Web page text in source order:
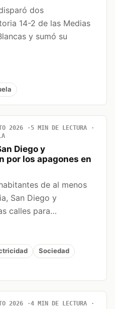
dos
14-2 de las Medias
y sumó su
2026
5 MIN DE LECTURA
Diego y
por los apagones en
de al menos
San Diego y
calles para…
Sociedad
2026
4 MIN DE LECTURA